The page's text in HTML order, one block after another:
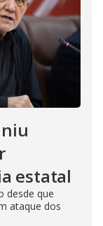
estatal
desde que
ataque dos